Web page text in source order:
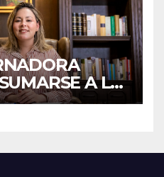
A LA
DE